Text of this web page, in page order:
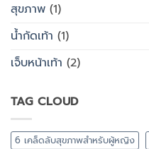
สุขภาพ (1)
น้ำกัดเท้า (1)
เจ็บหน้าเท้า (2)
TAG CLOUD
6 เคล็ดลับสุขภาพสำหรับผู้หญิง